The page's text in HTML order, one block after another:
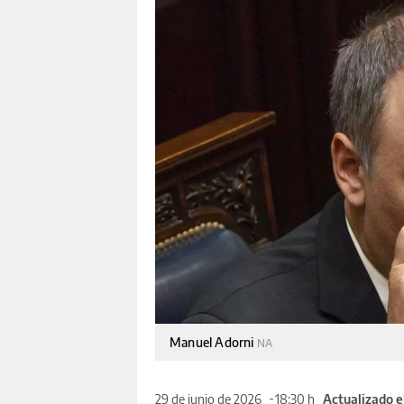
Manuel Adorni NA
29 de junio de 2026 18:30 h Actualizado